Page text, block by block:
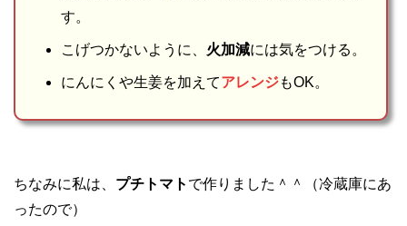
す。
こげつかないように、 火加減には気をつける。
にんにくや生姜を加えてアレンジもOK。
ちなみに私は、 プチトマト で作りました＾＾（冷蔵庫にあ
ったので）